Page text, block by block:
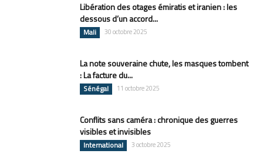
Libération des otages émiratis et iranien : les
dessous d’un accord...
Mali 30 octobre 2025
La note souveraine chute, les masques tombent
: La facture du...
Sénégal 11 octobre 2025
Conflits sans caméra : chronique des guerres
visibles et invisibles
International 3 octobre 2025